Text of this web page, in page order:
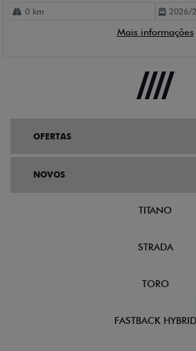
0 km 2026/
Mais informações
OFERTAS
NOVOS
TITANO
STRADA
TORO
FASTBACK HYBRID